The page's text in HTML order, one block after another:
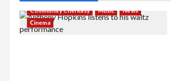
Community Cherkasy Music
News
Сinema